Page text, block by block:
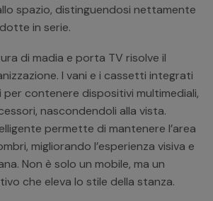
spazio, distinguendosi nettamente
in serie.
di madia e porta TV risolve il
I vani e i cassetti integrati
contenere dispositivi multimediali,
nascondendoli alla vista.
permette di mantenere l’area
migliorando l’esperienza visiva e
Non è solo un mobile, ma un
che eleva lo stile della stanza.